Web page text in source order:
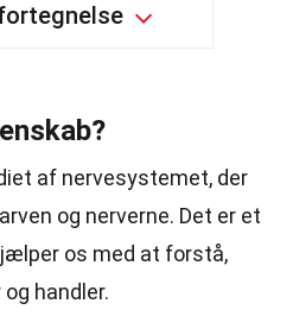
af nervesystemet, der
og nerverne. Det er et
os med at forstå,
handler.